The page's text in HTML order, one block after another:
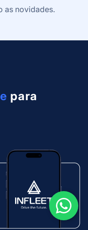
as novidades.
para